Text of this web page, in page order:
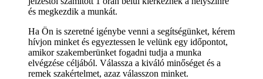
és megkezdik a munkát.
Ha Ön is szeretné igénybe venni a segítségünket, kérem
hívjon minket és egyeztessen le velünk egy időpontot,
amikor szakemberünket fogadni tudja a munka
elvégzése céljából. Válassza a kiváló minőséget és a
remek szakértelmet, azaz válasszon minket.